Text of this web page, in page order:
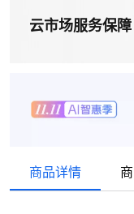
云市场服务保障
商品详情